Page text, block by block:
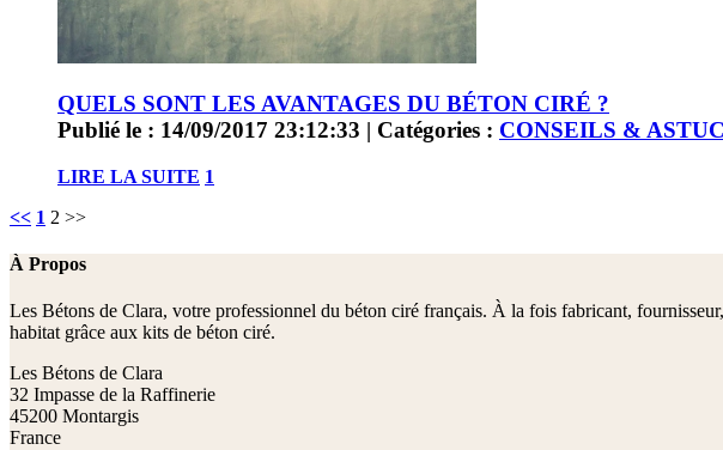
QUELS SONT LES AVANTAGES DU BÉTON CIRÉ ?
Publié le : 14/09/2017 23:12:33 | Catégories : CONSEILS &
LIRE LA SUITE 1
<< 1 2 >>
À Propos
Les Bétons de Clara, votre professionnel du béton ciré français. À la fois fabricant,
habitat grâce aux kits de béton ciré.
Les Bétons de Clara
32 Impasse de la Raffinerie
45200 Montargis
France